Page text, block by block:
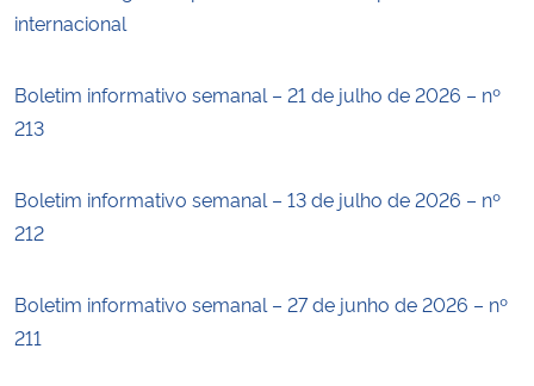
internacional
Boletim informativo semanal – 21 de julho de 2026 – nº
213
Boletim informativo semanal – 13 de julho de 2026 – nº
212
Boletim informativo semanal – 27 de junho de 2026 – nº
211